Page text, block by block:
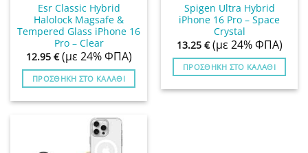
Esr Classic Hybrid
Halolock Magsafe &
Tempered Glass iPhone 16
Pro – Clear
12.95 € (με 24% ΦΠΑ)
ΠΡΟΣΘΉΚΗ ΣΤΟ ΚΑΛΆΘΙ
Spigen Ultra Hybrid
iPhone 16 Pro – Space
Crystal
13.25 € (με 24% ΦΠΑ)
ΠΡΟΣΘΉΚΗ ΣΤΟ ΚΑΛΆΘΙ